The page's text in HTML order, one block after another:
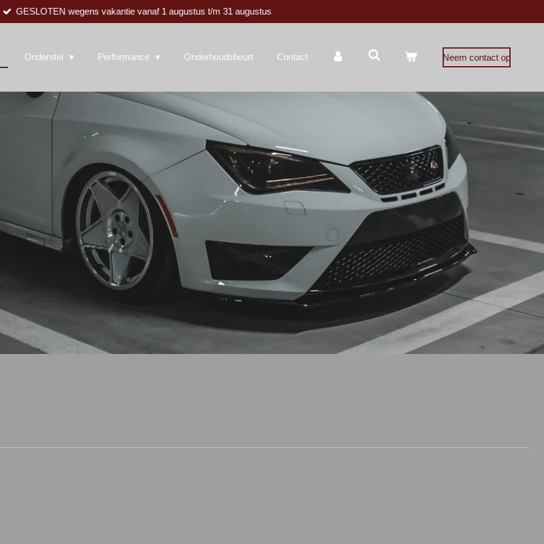
GESLOTEN wegens vakantie vanaf 1 augustus t/m 31 augustus
Onderstel Performance Onderhoudsbeurt Contact Neem contact op